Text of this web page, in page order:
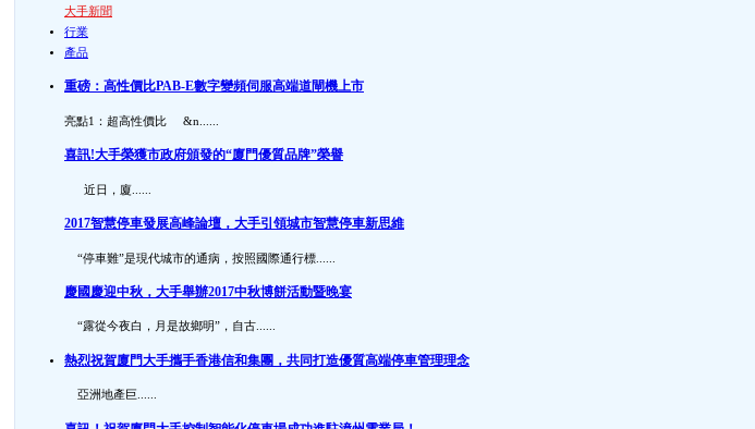
大手新聞
行業
產品
重磅：高性價比PAB-E數字變頻伺服高端道閘機上市
亮點1：超高性價比 &n......
喜訊!大手榮獲市政府頒發的“廈門優質品牌”榮譽
近日，廈......
2017智慧停車發展高峰論壇，大手引領城市智慧停車新思維
“停車難”是現代城市的通病，按照國際通行標......
慶國慶迎中秋，大手舉辦2017中秋博餅活動暨晚宴
“露從今夜白，月是故鄉明”，自古......
熱烈祝賀廈門大手攜手香港信和集團，共同打造優質高端停車管理理念
亞洲地產巨......